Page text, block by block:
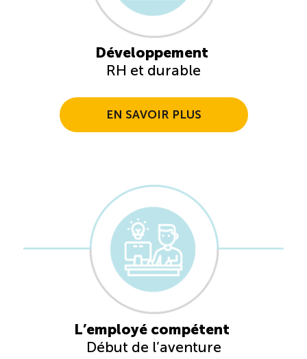
Développement
RH et durable
EN SAVOIR PLUS
L’employé compétent
Début de l’aventure